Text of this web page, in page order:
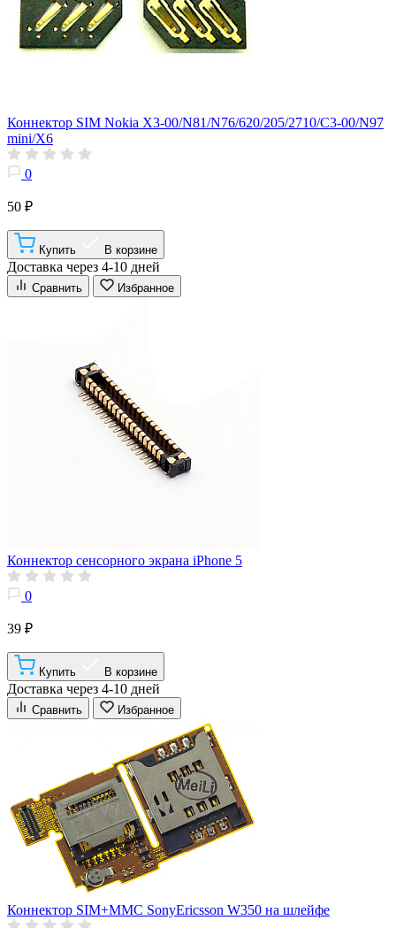
Коннектор SIM Nokia X3-00/N81/N76/620/205/2710/C3-00/N97
mini/X6
0
50 ₽
Купить В корзине
Доставка через 4-10 дней
Сравнить Избранное
Коннектор сенсорного экрана iPhone 5
0
39 ₽
Купить В корзине
Доставка через 4-10 дней
Сравнить Избранное
Коннектор SIM+MMC SonyEricsson W350 на шлейфе